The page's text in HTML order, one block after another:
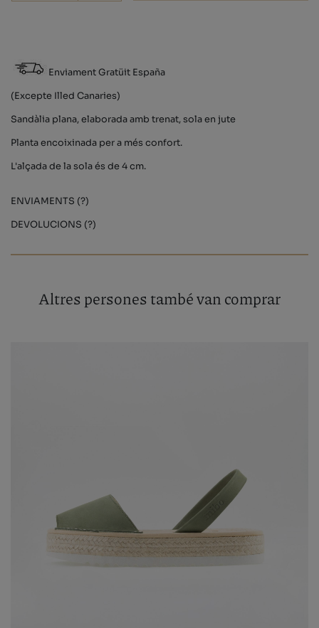
Enviament Gratüit España
(Excepte Illed Canaries)
Sandàlia plana, elaborada amb trenat, sola en jute
Planta encoixinada per a més confort.
L'alçada de la sola és de 4 cm.
ENVIAMENTS (?)
DEVOLUCIONS (?)
Altres persones també van comprar